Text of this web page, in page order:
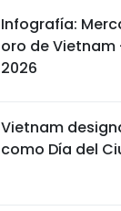
Infografía:
oro de
2026
Vietnam
como Día del